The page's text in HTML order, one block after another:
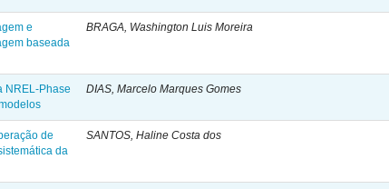
e
baseada
BRAGA, Washington Luis Moreira
NREL-Phase
DIAS, Marcelo Marques Gomes
de
da
SANTOS, Haline Costa dos